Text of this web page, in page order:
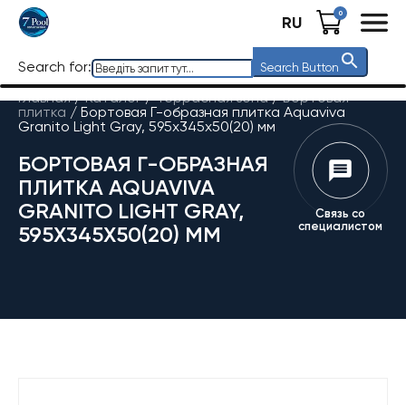
RU 0
Search for: Search Button
Главная / Каталог/Террасная зона/Бортовая
плитка / Бортовая Г-образная плитка Aquaviva
Granito Light Gray, 595x345x50(20) мм
БОРТОВАЯ Г-ОБРАЗНАЯ
ПЛИТКА AQUAVIVA
GRANITO LIGHT GRAY,
595X345X50(20) ММ
Связь со
специалистом